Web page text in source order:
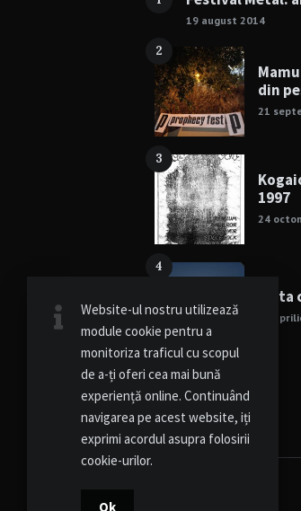
19 august 2014
2
din
21
3
1997
24
4
15
Website-ul nostru utilizează
module cookie pentru a
monitoriza traficul cu scopul
de a-ți oferi cea mai bună
experiență online. Continuând
navigarea pe acest website, iți
exprimi acordul asupra folosirii
cookie-urilor.
Ok